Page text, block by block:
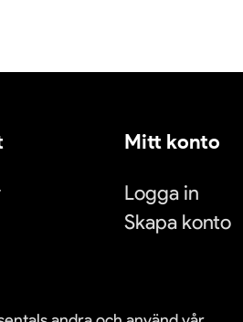
Mitt konto
Logga in
Skapa konto